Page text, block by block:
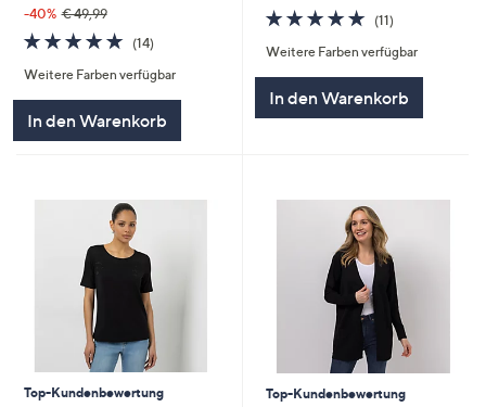
-40% € 49,99
4.8
von
5
(14)14
Weitere Farben verfügbar
In den Warenkorb
4.6
von
5
(11)11
Weitere Farben verfügbar
In den Warenkorb
Top-Kundenbewertung
Top-Kundenbewertung